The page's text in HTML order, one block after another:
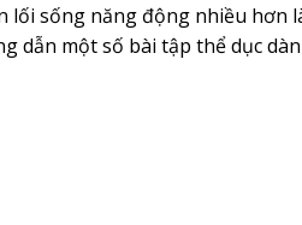
sống năng động nhiều hơn
dẫn một số bài tập thể dục